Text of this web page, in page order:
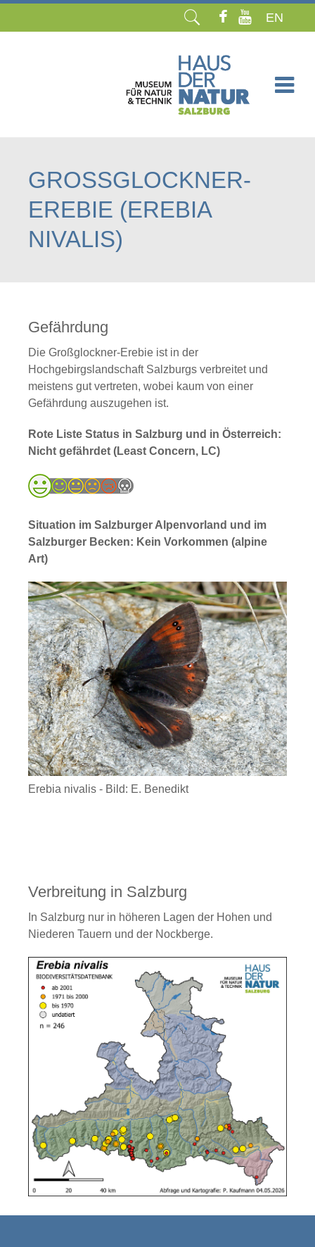
EN
GROSSGLOCKNER-E
REBIE (EREBIA N
IVALIS)
Gefährdung
Die Großglockner-Erebie ist in der
Hochgebirgslandschaft Salzburgs verbreitet und
meistens gut vertreten, wobei kaum von einer
Gefährdung auszugehen ist.
Rote Liste Status in Salzburg und in Österreich:
Nicht gefährdet (Least Concern, LC)
Situation im Salzburger Alpenvorland und im
Salzburger Becken: Kein Vorkommen (alpine
Art)
Erebia nivalis - Bild: E. Benedikt
Verbreitung in Salzburg
In Salzburg nur in höheren Lagen der Hohen und
Niederen Tauern und der Nockberge.